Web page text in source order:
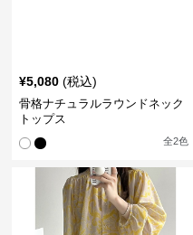
¥5,080 (税込)
骨格ナチュラルラウンドネック
トップス
全2色